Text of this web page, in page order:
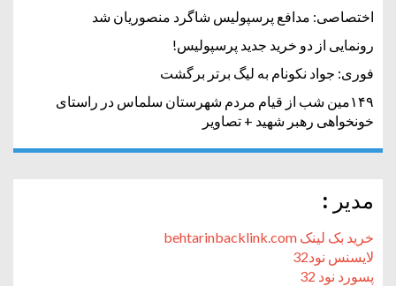
اختصاصی: مدافع پرسپولیس شاگرد منصوریان شد
رونمایی از دو خرید جدید پرسپولیس!
فوری: جواد نکونام به لیگ برتر برگشت
۱۴۹مین شب از قیام مردم شهرستان سلماس در راستای
خونخواهی رهبر شهید + تصاویر
مدیر :
خرید بک لینک behtarinbacklink.com
لایسنس نود32
پسورد نود 32